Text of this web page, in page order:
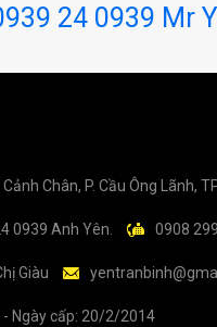
24 0939 Mr
Chân, P. Cầu Ông Lãnh,
0939 Anh Yên. 0908
Giàu
- Ngày cấp: 20/2/2014